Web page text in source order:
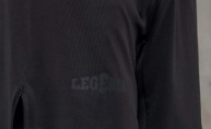
штаны и полные
на-Амуре
широкий